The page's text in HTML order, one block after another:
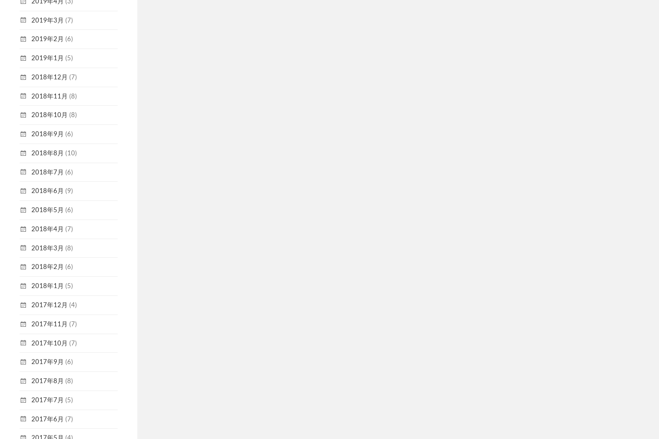
2019年3月 (7)
2019年2月 (6)
2019年1月 (5)
2018年12月 (7)
2018年11月 (8)
2018年10月 (8)
2018年9月 (6)
2018年8月 (10)
2018年7月 (6)
2018年6月 (9)
2018年5月 (6)
2018年4月 (7)
2018年3月 (8)
2018年2月 (6)
2018年1月 (5)
2017年12月 (4)
2017年11月 (7)
2017年10月 (7)
2017年9月 (6)
2017年8月 (8)
2017年7月 (5)
2017年6月 (7)